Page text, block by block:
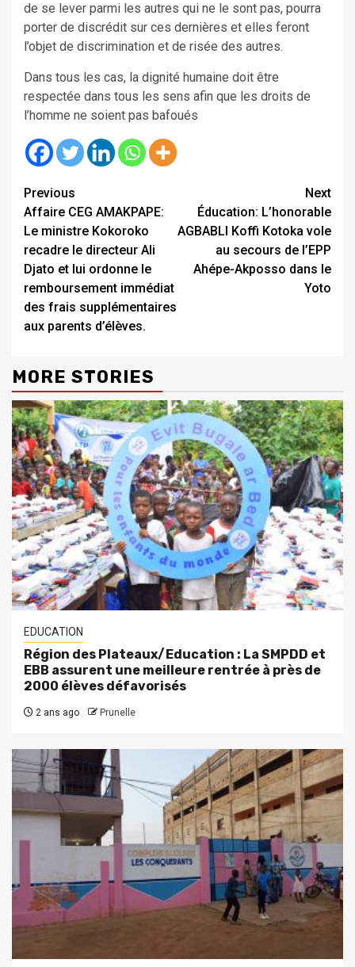
de se lever parmi les autres qui ne le sont pas, pourra
porter de discrédit sur ces dernières et elles feront
l’objet de discrimination et de risée des autres.
Dans tous les cas, la dignité humaine doit être
respectée dans tous les sens afin que les droits de
l’homme ne soient pas bafoués
Continue
Reading
Previous
Affaire CEG AMAKPAPE:
Le ministre Kokoroko
recadre le directeur Ali
Djato et lui ordonne le
remboursement immédiat
des frais supplémentaires
aux parents d’élèves.
Next
Éducation: L’honorable
AGBABLI Koffi Kotoka vole
au secours de l’EPP
Ahépe-Akposso dans le
Yoto
MORE STORIES
EDUCATION
Région des Plateaux/Education : La SMPDD et
EBB assurent une meilleure rentrée à près de
2000 élèves défavorisés
2 ans ago Prunelle